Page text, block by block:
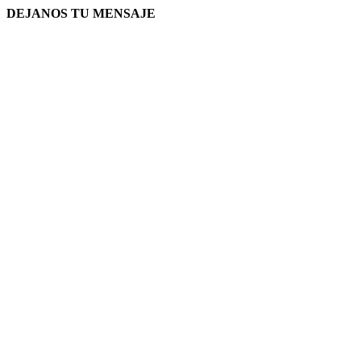
DEJANOS TU MENSAJE